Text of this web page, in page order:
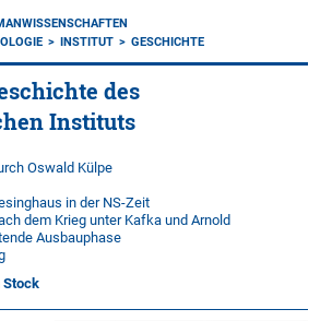
INSTITUT GESCHICHTE
des
Instituts
Oswald Külpe
in der NS-Zeit
dem Krieg unter Kafka und Arnold
Ausbauphase
Stock